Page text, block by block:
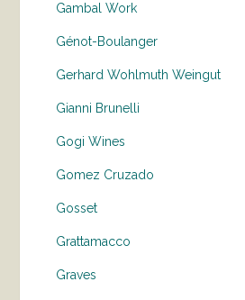
Gambal Work
Génot-Boulanger
Gerhard Wohlmuth Weingut
Gianni Brunelli
Gogi Wines
Gomez Cruzado
Gosset
Grattamacco
Graves